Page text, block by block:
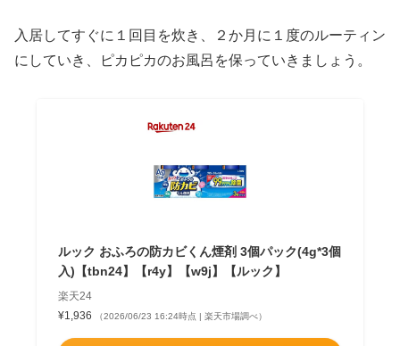
入居してすぐに１回目を炊き、２か月に１度のルーティン
にしていき、ピカピカのお風呂を保っていきましょう。
ルック おふろの防カビくん煙剤 3個パック(4g*3個
入)【tbn24】【r4y】【w9j】【ルック】
楽天24
¥1,936
（2026/06/23 16:24時点 | 楽天市場調べ）